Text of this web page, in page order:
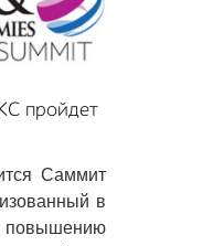
пройдет
Саммит
в
повышению